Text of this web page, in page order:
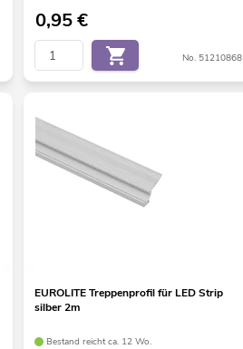
0,95€
No. 51210868
EUROLITE Treppenprofil für LED Strip
silber 2m
Bestand reicht ca. 12 Wo.